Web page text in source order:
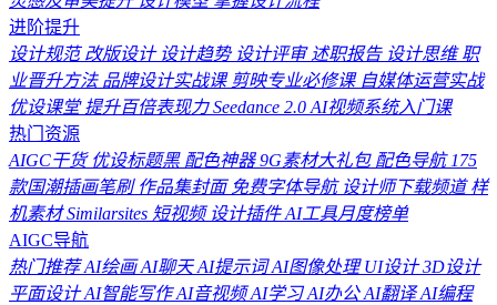
进阶提升
设计规范改版设计设计趋势设计评审述职报告设计思维职
业晋升方法品牌设计实战课剪映专业必修课自媒体运营实战
优设课堂提升百倍表现力Seedance 2.0 AI视频系统入门课
热门资源
AIGC干货优设标题黑配色神器9G素材大礼包配色导航175
款国潮插画笔刷作品集封面免费字体导航设计师下载频道样
机素材Similarsites 短视频设计插件AI工具月度榜单
AIGC导航
热门推荐AI绘画AI聊天AI提示词AI图像处理UI设计3D设计
平面设计AI智能写作AI音视频AI学习AI办公AI翻译AI编程